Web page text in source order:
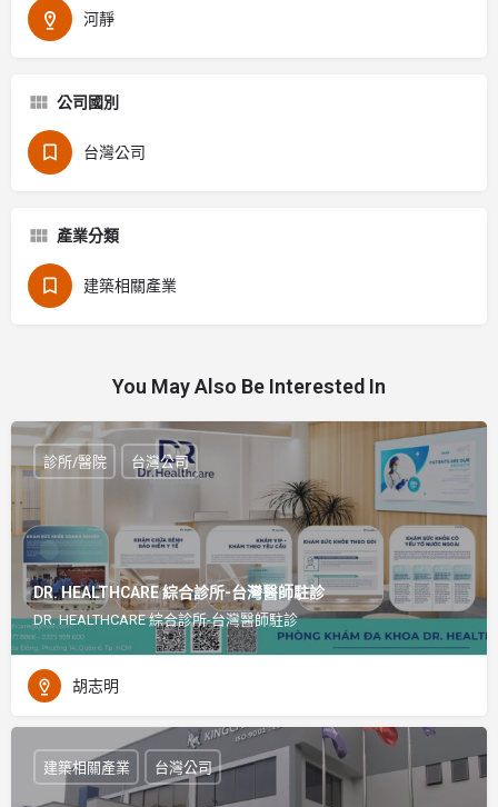
河靜
公司國別
台灣公司
產業分類
建築相關產業
You May Also Be Interested In
DR. HEALTHCARE 綜合診所-台灣醫師駐診
DR. HEALTHCARE 綜合診所-台灣醫師駐診
診所/醫院 台灣公司
胡志明
建築相關產業 台灣公司